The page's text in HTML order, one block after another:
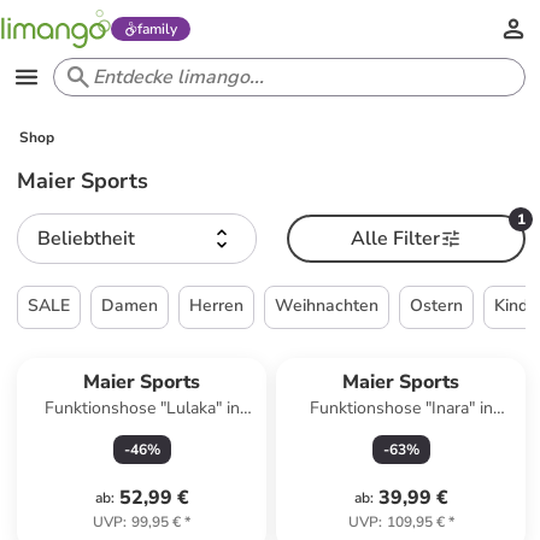
family
Shop
Maier Sports
Beliebtheit
1
Alle Filter
SALE Damen Herren Weihnachten Ostern
Maier Sports
Funktionshose "Lulaka" in
Dunkelblau
-46%
ab: 52,99 €
UVP: 99,95 €*
Maier Sports
Funktionshose "Inara" in
Bordeaux
-63%
ab: 39,99 €
UVP: 109,95 €*